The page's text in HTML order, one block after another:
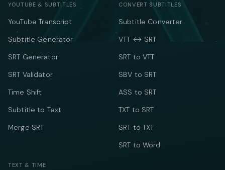
YOUTUBE & SUBTITLES
YouTube Transcript
Subtitle Generator
SRT Generator
SRT Validator
Time Shift
Subtitle to Text
Merge SRT
CONVERT SUBTITLES
Subtitle Converter
VTT ↔ SRT
SRT to VTT
SBV to SRT
ASS to SRT
TXT to SRT
SRT to TXT
SRT to Word
TEXT & TIME